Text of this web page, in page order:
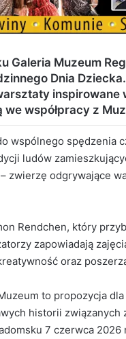
Galeria Muzeum
Dnia
inspirowane
współpracy z
wspólnego spędzenia
ludów
zwierzę odgrywające
Rendchen, który
zapowiadają
oraz
to propozycja
historii
7 czerwca